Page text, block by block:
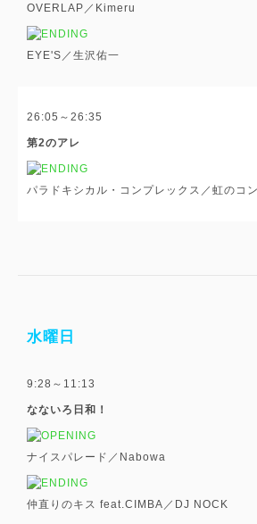
OVERLAP／Kimeru
EYE'S／生沢佑一
26:05～26:35
第2のアレ
パラドキシカル・コンプレックス／虹のコ
水曜日
9:28～11:13
なないろ日和！
ナイスパレード／Nabowa
仲直りのキス feat.CIMBA／DJ NOCK